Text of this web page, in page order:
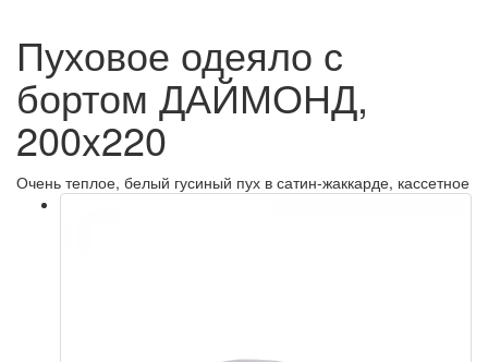
Пуховое одеяло с
бортом ДАЙМОНД,
200x220
Очень теплое, белый гусиный пух в сатин-жаккарде, кассетное